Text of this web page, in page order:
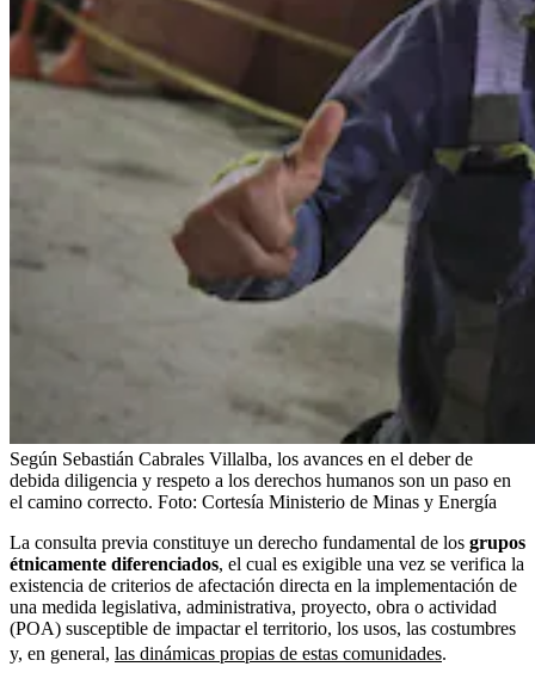
Según Sebastián Cabrales Villalba, los avances en el deber de
debida diligencia y respeto a los derechos humanos son un paso en
el camino correcto. Foto: Cortesía Ministerio de Minas y Energía
La consulta previa constituye un derecho fundamental de los grupos
étnicamente diferenciados, el cual es exigible una vez se verifica la
existencia de criterios de afectación directa en la implementación de
una medida legislativa, administrativa, proyecto, obra o actividad
(POA) susceptible de impactar el territorio, los usos, las costumbres
y, en general, las dinámicas propias de estas comunidades.